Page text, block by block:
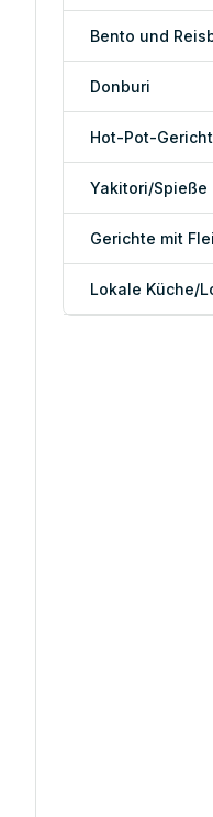
Bento und
Donburi
Hot-Pot-
Yakitori/Spieße
Gerichte mit
Lokale Küche/